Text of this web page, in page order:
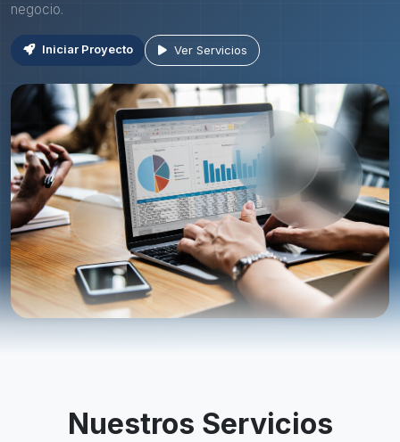
negocio.
Iniciar Proyecto Ver Servicios
Nuestros Servicios